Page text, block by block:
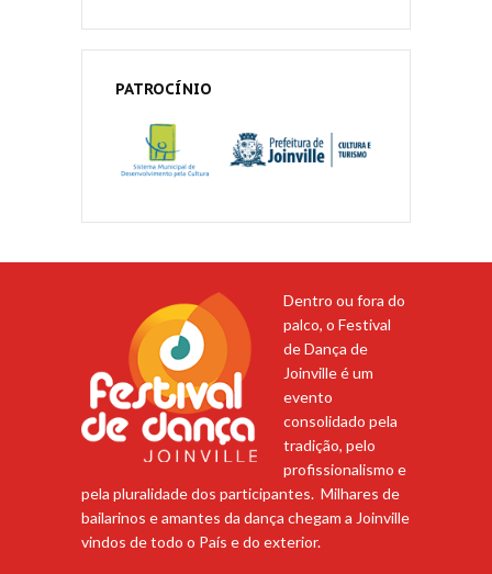
PATROCÍNIO
Dentro ou fora do
palco, o Festival
de Dança de
Joinville é um
evento
consolidado pela
tradição, pelo
profissionalismo e
pela pluralidade dos participantes. Milhares de
bailarinos e amantes da dança chegam a Joinville
vindos de todo o País e do exterior.